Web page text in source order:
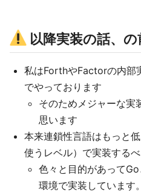
以降実装の話、
私はForthやFactorの内部
でやっております
そのためメジャーな実
思います
本来連鎖性言語はもっと
使うレベル）で実装する
色々と目的があって
環境で実装しています。